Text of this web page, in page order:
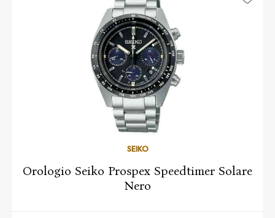
SEIKO
Orologio Seiko Prospex Speedtimer Solare
Nero